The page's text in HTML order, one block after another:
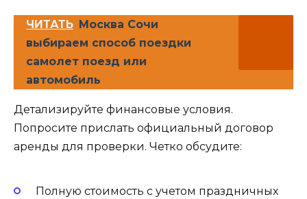
ЧИТАТЬ Москва Сочи
выбираем способ поездки
самолет поезд или
автомобиль
Детализируйте финансовые условия.
Попросите прислать официальный договор
аренды для проверки. Четко обсудите:
Полную стоимость с учетом праздничных